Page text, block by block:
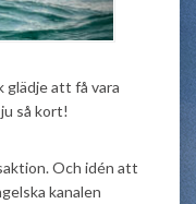
glädje att få vara
så kort!
Och idén att
kanalen